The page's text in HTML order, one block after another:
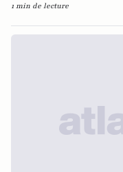
1 min de lecture